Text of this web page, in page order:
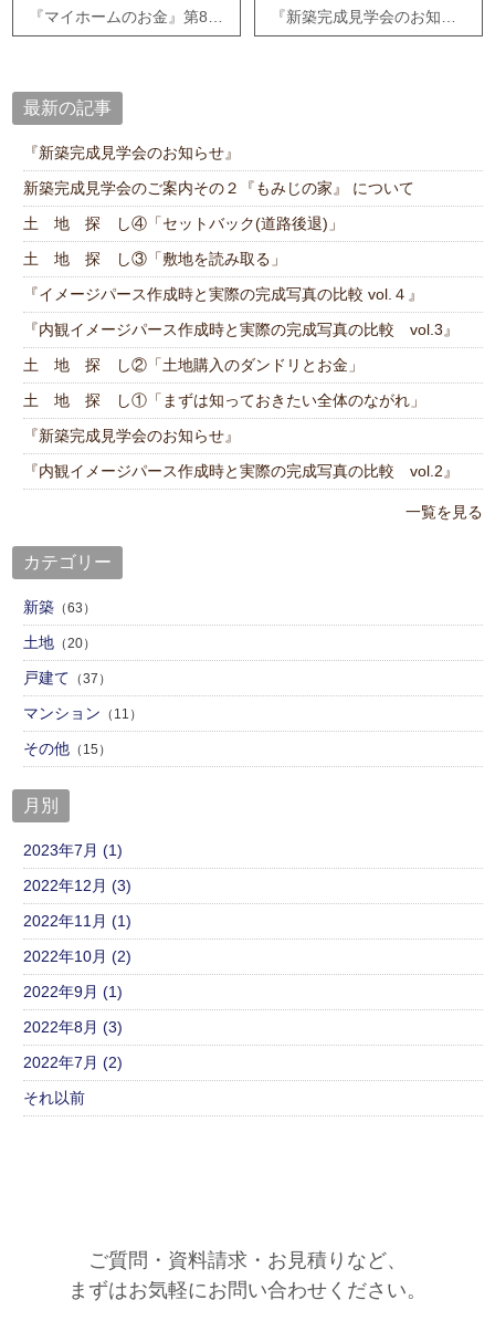
最新の記事
『新築完成見学会のお知らせ』
新築完成見学会のご案内その２『もみじの家』 について
土 地 探 し④「セットバック(道路後退)」
土 地 探 し③「敷地を読み取る」
『イメージパース作成時と実際の完成写真の比較 vol.４』
『内観イメージパース作成時と実際の完成写真の比較 vol.3』
土 地 探 し②「土地購入のダンドリとお金」
土 地 探 し①「まずは知っておきたい全体のながれ」
『新築完成見学会のお知らせ』
『内観イメージパース作成時と実際の完成写真の比較 vol.2』
一覧を見る
カテゴリー
新築 （63）
土地 （20）
戸建て （37）
マンション （11）
その他 （15）
月別
2023年7月 (1)
2022年12月 (3)
2022年11月 (1)
2022年10月 (2)
2022年9月 (1)
2022年8月 (3)
2022年7月 (2)
それ以前
ご質問・資料請求・お見積りなど、
まずはお気軽にお問い合わせください。